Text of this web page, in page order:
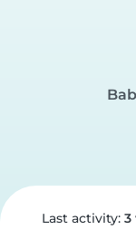
Last activity: 3